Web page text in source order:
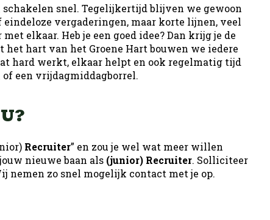
snel. Tegelijkertijd blijven we gewoon
vergaderingen, maar korte lijnen, veel
elkaar. Heb je een goed idee? Dan krijg je de
het hart van het Groene Hart bouwen we iedere
hard werkt, elkaar helpt en ook regelmatig tijd
of een vrijdagmiddagborrel.
Recruiter” en zou je wel wat meer willen
nieuwe baan als (junior) Recruiter. Solliciteer
zo snel mogelijk contact met je op.